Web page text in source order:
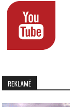
REKLAMË